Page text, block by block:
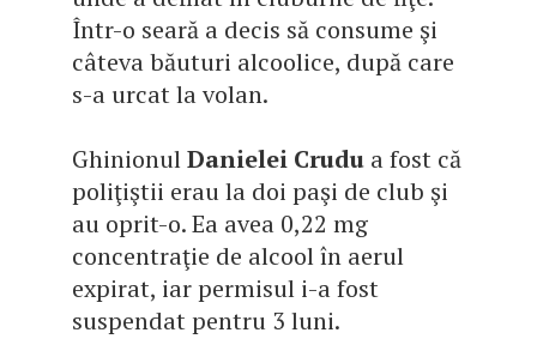
Într-o seară a decis să consume şi
câteva băuturi alcoolice, după care
s-a urcat la volan.
GhinionulDanielei Crudu a fost că
poliţiştii erau la doi paşi de club şi
au oprit-o. Ea avea 0,22 mg
concentraţie de alcool în aerul
expirat, iar permisul i-a fost
suspendat pentru 3 luni.